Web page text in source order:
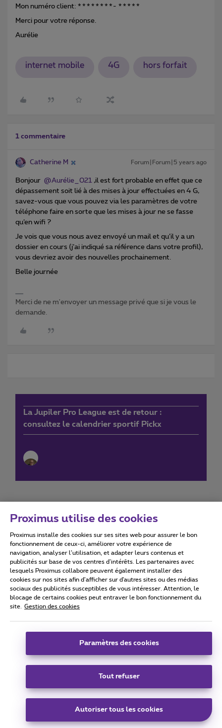
Mon numéro client: ********- *****
Merci pour votre réponse.
Aurélie
internet mobile 4G hors forfait
1 commentaire
Catherine M Forum|Forum|5 years ago
Bonjour @Aurélie_021 ,il est fort probable en effet que ce
dépassement soit lié à des mises à jour effectuées en 4 G,
savez-vous que vous pouvez via les paramètres de votre
téléphone faire en sorte que les mises à jour ne se fasse
qu’en wifi ?
Je vois que vous nous avez envoyé un mail et qu’il y a un
dossier en cours (j’ai indiqué sa référence dans votre profil),
vous devriez avoir des nouvelles prochainement.
Belle journée
Merci de ne m'envoyer un message privé que si je vous le
demande.
La Jupiler Pro League est de retour :
consultez le calendrier sportif Pickx
Conditions d'utilisation Accessibility statement
Tous droits réservés. © 2026 Proximus
Conditions générales, info consommateur
Coordonnées de l’entreprise
Boulevard du Roi Albert II 27 - B-1030 Bruxelles.
Carrier & Wholesale Solutions
|Telindus
|Sitemap
Proximus utilise des cookies
Proximus installe des cookies sur ses sites web pour assurer le bon
fonctionnement de ceux-ci, améliorer votre expérience de
navigation, analyser l’utilisation, et adapter leurs contenus et
publicités sur base de vos centres d’intérêts. Les partenaires avec
lesquels Proximus collabore peuvent également installer des
cookies sur nos sites afin d’afficher sur d'autres sites ou des médias
sociaux des publicités susceptibles de vous intéresser. Attention, le
blocage de certains cookies peut entraver le bon fonctionnement du
site.
Gestion des cookies
Paramètres des cookies
Tout refuser
Autoriser tous les cookies